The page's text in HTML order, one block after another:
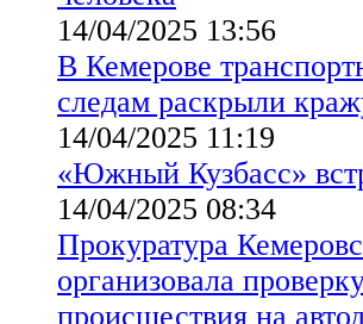
14/04/2025 13:56
В Кемерове
следам раскрыли
14/04/2025 11:19
«Южный Кузбасс»
14/04/2025 08:34
Прокуратура
организовала
происшествия на